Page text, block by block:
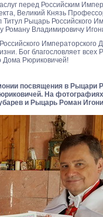
перед Российским
Великий Князь
Титул Рыцарь Российского
Роману Владимировичу
Императорского
Бог благословляет всех
Дома Рюриковичей!
посвящения в Рыцари
На
и Рыцарь Роман